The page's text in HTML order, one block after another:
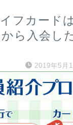
イフカード
ら入会し
2019年5月